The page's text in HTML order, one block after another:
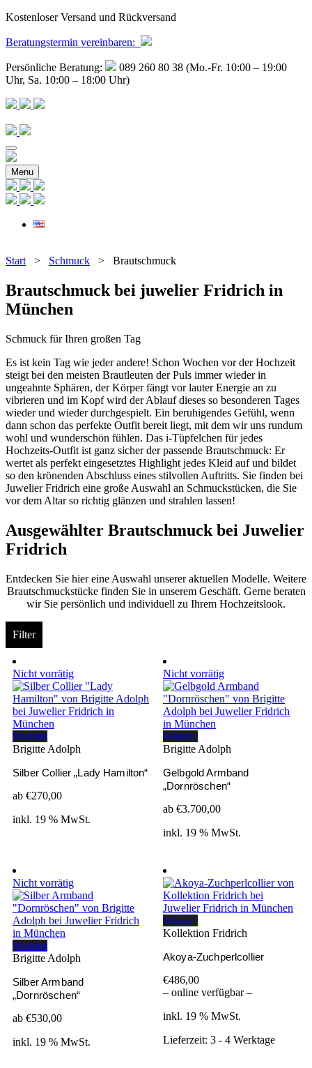
Kostenloser Versand und Rückversand
Beratungstermin vereinbaren:
Persönliche Beratung:
089 260 80 38 (Mo.-Fr. 10:00 – 19:00
Uhr, Sa. 10:00 – 18:00 Uhr)
Menu
Start > Schmuck > Brautschmuck
Brautschmuck bei juwelier Fridrich in
München
Schmuck für Ihren großen Tag
Es ist kein Tag wie jeder andere! Schon Wochen vor der Hochzeit
steigt bei den meisten Brautleuten der Puls immer wieder in
ungeahnte Sphären, der Körper fängt vor lauter Energie an zu
vibrieren und im Kopf wird der Ablauf dieses so besonderen Tages
wieder und wieder durchgespielt. Ein beruhigendes Gefühl, wenn
dann schon das perfekte Outfit bereit liegt, mit dem wir uns rundum
wohl und wunderschön fühlen. Das i-Tüpfelchen für jedes
Hochzeits-Outfit ist ganz sicher der passende Brautschmuck: Er
wertet als perfekt eingesetztes Highlight jedes Kleid auf und bildet
so den krönenden Abschluss eines stilvollen Auftritts. Sie finden bei
Juwelier Fridrich eine große Auswahl an Schmuckstücken, die Sie
vor dem Altar so richtig glänzen und strahlen lassen!
Ausgewählter Brautschmuck bei Juwelier
Fridrich
Entdecken Sie hier eine Auswahl unserer aktuellen Modelle. Weitere
Brautschmuckstücke finden Sie in unserem Geschäft. Gerne beraten
wir Sie persönlich und individuell zu Ihrem Hochzeitslook.
Filter
Nicht vorrätig
Wishlist
Brigitte Adolph
Silber Collier „Lady Hamilton“
ab €270,00
inkl. 19 % MwSt.
Nicht vorrätig
Wishlist
Brigitte Adolph
Gelbgold Armband
„Dornröschen“
ab €3.700,00
inkl. 19 % MwSt.
Nicht vorrätig
Wishlist
Brigitte Adolph
Silber Armband
„Dornröschen“
ab €530,00
inkl. 19 % MwSt.
Wishlist
Kollektion Fridrich
Akoya-Zuchperlcollier
€486,00
– online verfügbar –
inkl. 19 % MwSt.
Lieferzeit: 3 - 4 Werktage